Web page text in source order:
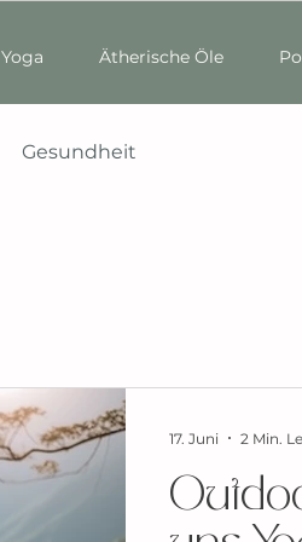
Yoga Ätherische Öle
Gesundheit
17. Juni 2 Min.